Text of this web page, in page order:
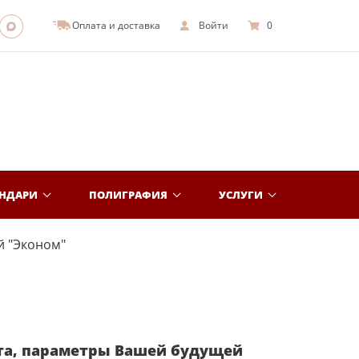
Оплата и доставка Войти 0
ПОЛИГРАФИЯ УСЛУГИ
"Эконом"
параметры Вашей будущей